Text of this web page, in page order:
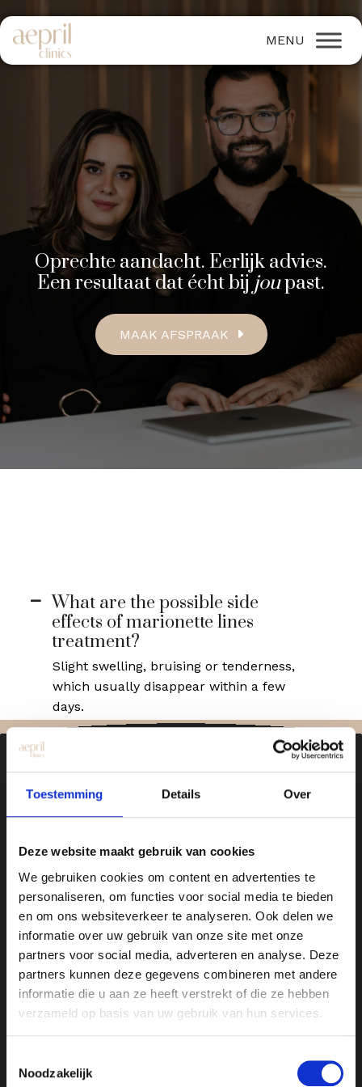
Toestemming Details Over
Deze website maakt gebruik van cookies
We gebruiken cookies om content en advertenties te
personaliseren, om functies voor social media te bieden
en om ons websiteverkeer te analyseren. Ook delen we
informatie over uw gebruik van onze site met onze
partners voor social media, adverteren en analyse. Deze
partners kunnen deze gegevens combineren met andere
informatie die u aan ze heeft verstrekt of die ze hebben
verzameld op basis van uw gebruik van hun services.
Noodzakelijk
Oprechte aandacht. Eerlijk advies.
Een resultaat dat écht bij joupast.
MAAK AFSPRAAK
A
What are the possible side
effects of marionette lines
treatment?
Slight swelling, bruising or tenderness,
which usually disappear within a few
days.
Clinic Hengelo
Drienerstraat 41
Clinic Utrecht
Amsterdamsestraatweg 717-719
About Aepril
with a personalized approach to enhance